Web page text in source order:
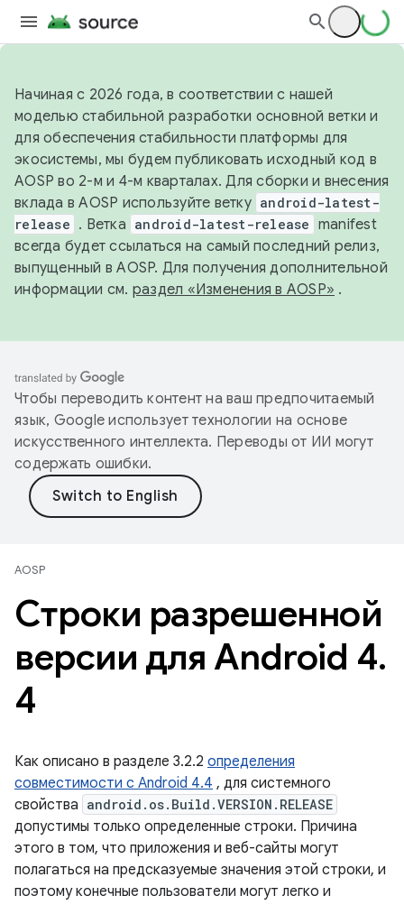
Начиная с 2026 года, в соответствии с нашей
моделью стабильной разработки основной ветки и
для обеспечения стабильности платформы для
экосистемы, мы будем публиковать исходный код в
AOSP во 2-м и 4-м кварталах. Для сборки и внесения
вклада в AOSP используйте ветку android-latest-
release . Ветка android-latest-release manifest
всегда будет ссылаться на самый последний релиз,
выпущенный в AOSP. Для получения дополнительной
информации см. раздел «Изменения в AOSP» .
Чтобы переводить контент на ваш предпочитаемый
язык, Google использует технологии на основе
искусственного интеллекта. Переводы от ИИ могут
содержать ошибки.
AOSP
Строки разрешенной
версии для Android 4.
4
Как описано в разделе 3.2.2 определения
совместимости с Android 4.4 , для системного
свойства android.os.Build.VERSION.RELEASE
допустимы только определенные строки. Причина
этого в том, что приложения и веб-сайты могут
полагаться на предсказуемые значения этой строки, и
поэтому конечные пользователи могут легко и